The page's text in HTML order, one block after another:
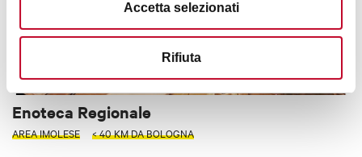
Accetta selezionati
Rifiuta
Enoteca Regionale
AREA IMOLESE < 40 KM DA BOLOGNA